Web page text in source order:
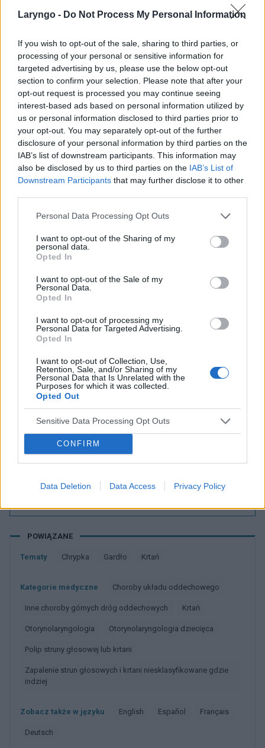
Laryngo - Do Not Process My Personal Information
If you wish to opt-out of the sale, sharing to third parties, or
processing of your personal or sensitive information for
targeted advertising by us, please use the below opt-out
section to confirm your selection. Please note that after your
opt-out request is processed you may continue seeing
interest-based ads based on personal information utilized by
us or personal information disclosed to third parties prior to
your opt-out. You may separately opt-out of the further
disclosure of your personal information by third parties on the
IAB’s list of downstream participants. This information may
also be disclosed by us to third parties on the IAB’s List of
Downstream Participants that may further disclose it to other
Personal Data Processing Opt Outs
I want to opt-out of the Sharing of my
personal data.
Opted In
I want to opt-out of the Sale of my
Personal Data.
Opted In
I want to opt-out of processing my
Personal Data for Targeted Advertising.
Opted In
I want to opt-out of Collection, Use,
Retention, Sale, and/or Sharing of my
Personal Data that Is Unrelated with the
Purposes for which it was collected.
Opted Out
Sensitive Data Processing Opt Outs
CONFIRM
Data Deletion Data Access Privacy Policy
czy jest narażony na wdychanie pyłów.
Kolejnym etapem będziebadanie przedmiotowe
badanie laryngologiczne z użyciem lusterka
krtaniowego, za pomocą którego ocenia się wygląd i
ruchomość strun głosowych. Jeśli okaże się, że na
strunach głosowych są widocznie jakieś zmiany,
konieczne będzie specjalistyczne badanie w
znieczuleniu ogólnym i miejscowym. Badanie to
umożliwia dokładną ocenę krtani oraz pobranie
wycinka do badania histopatologicznego, gdy będzie
taka potrzeba. U osób pracujących zawodowo
głosem wykonuje się tzw.
głosowych.
Leczenie zawsze uzależnione jest od przyczyny.
Jak wiadomo, jednak lepiej zapobiegać niż leczyć, a
w tym celu należy zaprzestać palenia papierosów
przez siebie lub domowników, dbać o nawilżenie
powietrza oraz gardła poprzez stosowanie
specjalnych sprayów lub inhalacji.
Dobry tekst? Udostępnij go na Facebooku?
Chcesz być na bieżąco? Obserwuj nas
Google
POWIĄZANE
Tematy Chrypka Gardło Krtań
Kategorie medyczne Choroby układu oddechowego
Inne choroby górnych dróg oddechowych Krtań
Otorynolaryngologia Otorynolaryngologia dziecięca
Polip struny głosowej lub krtani
Zapalenie strun głosowych i krtani niesklasyfikowane gdzie
indziej
Zobacz także w języku english español français
deutsch